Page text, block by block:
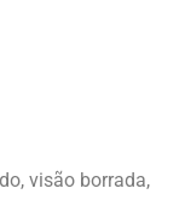
visão borrada,